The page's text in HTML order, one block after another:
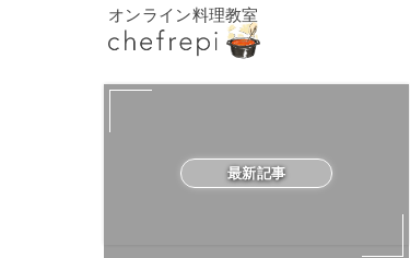
オンライン料理教室
最新記事